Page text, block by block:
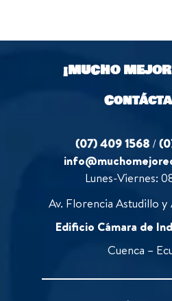
¡MUCHO
(07) 409 1568 /
Lunes-Viernes:
Av. Florencia Astudillo
Edificio Cámara de
Cuenca –